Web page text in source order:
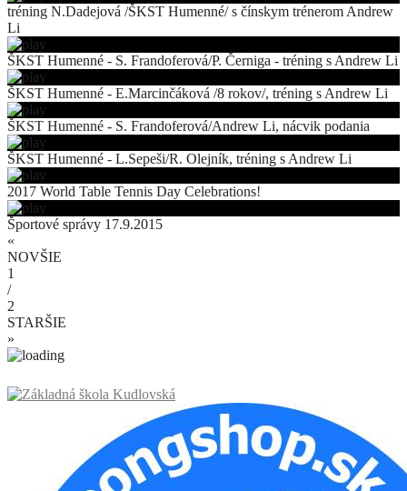
tréning N.Dadejová /ŠKST Humenné/ s čínskym trénerom Andrew
Li
ŠKST Humenné - S. Frandoferová/P. Černiga - tréning s Andrew Li
ŠKST Humenné - E.Marcinčáková /8 rokov/, tréning s Andrew Li
ŠKST Humenné - S. Frandoferová/Andrew Li, nácvik podania
ŠKST Humenné - L.Sepeši/R. Olejník, tréning s Andrew Li
2017 World Table Tennis Day Celebrations!
Športové správy 17.9.2015
«
NOVŠIE
1
/
2
STARŠIE
»